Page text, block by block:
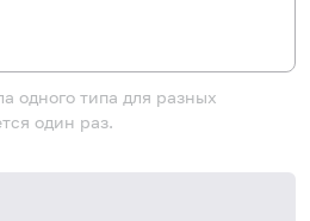
одного типа для разных
один раз.